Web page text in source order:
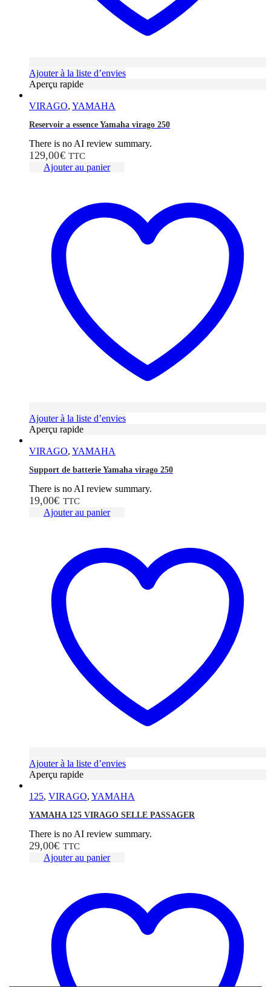
Ajouter à la liste d’envies
Aperçu rapide
VIRAGO, YAMAHA
Reservoir a essence Yamaha virago 250
There is no AI review summary.
129,00€ TTC
Ajouter au panier
Ajouter à la liste d’envies
Aperçu rapide
VIRAGO, YAMAHA
Support de batterie Yamaha virago 250
There is no AI review summary.
19,00€ TTC
Ajouter au panier
Ajouter à la liste d’envies
Aperçu rapide
125, VIRAGO, YAMAHA
YAMAHA 125 VIRAGO SELLE PASSAGER
There is no AI review summary.
29,00€ TTC
Ajouter au panier